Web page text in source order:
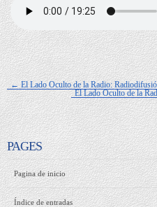
← El Lado Oculto de la Radio:
El Lado Oculto de la
PAGES
Pagina de inicio
Índice de entradas